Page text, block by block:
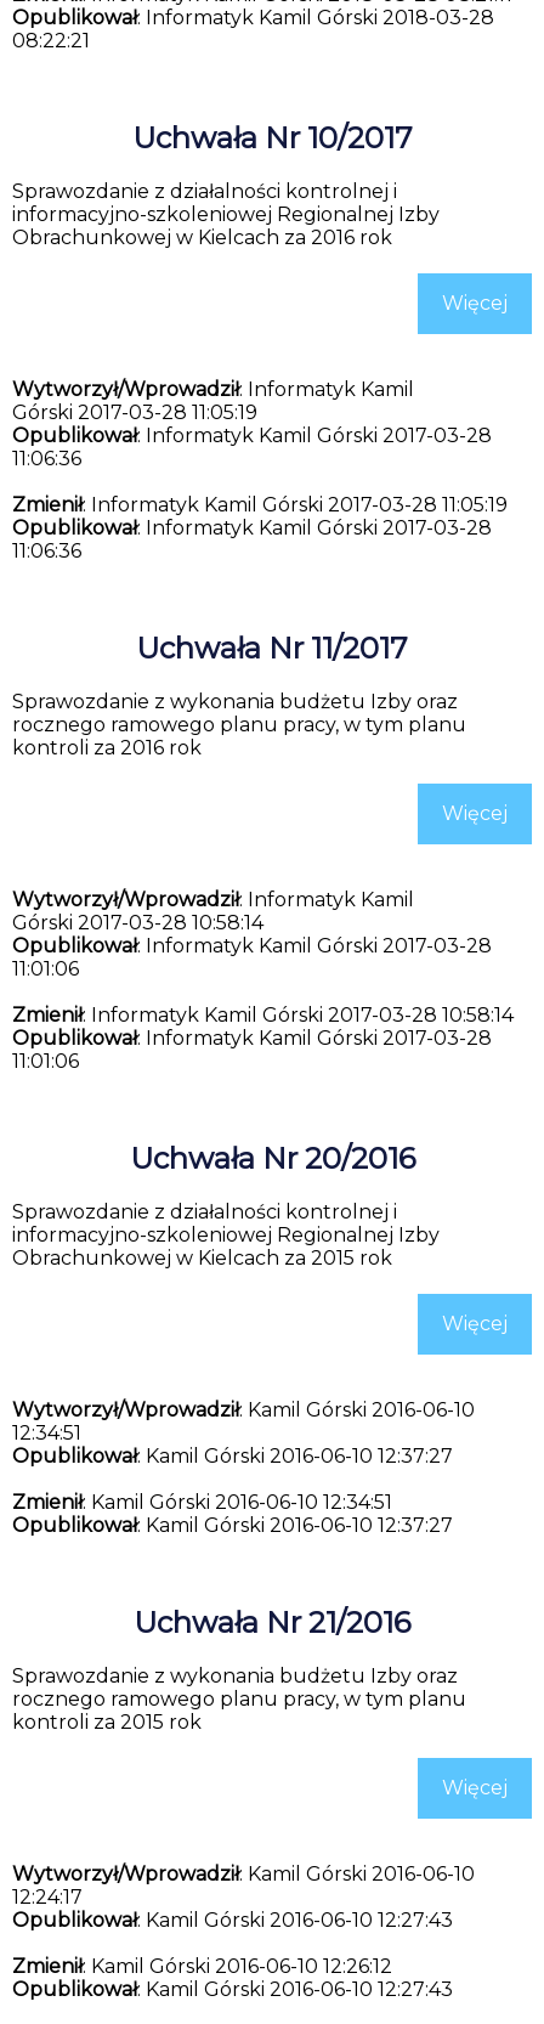
Opublikował: Informatyk Kamil Górski 2018-03-28
08:22:21
Uchwała Nr 10/2017
Sprawozdanie z działalności kontrolnej i
informacyjno-szkoleniowej Regionalnej Izby
Obrachunkowej w Kielcach za 2016 rok
Więcej
Wytworzył/Wprowadził: Informatyk Kamil
Górski 2017-03-28 11:05:19
Opublikował: Informatyk Kamil Górski 2017-03-28
11:06:36
Zmienił: Informatyk Kamil Górski 2017-03-28 11:05:19
Opublikował: Informatyk Kamil Górski 2017-03-28
11:06:36
Uchwała Nr 11/2017
Sprawozdanie z wykonania budżetu Izby oraz
rocznego ramowego planu pracy, w tym planu
kontroli za 2016 rok
Więcej
Wytworzył/Wprowadził: Informatyk Kamil
Górski 2017-03-28 10:58:14
Opublikował: Informatyk Kamil Górski 2017-03-28
11:01:06
Zmienił: Informatyk Kamil Górski 2017-03-28 10:58:14
Opublikował: Informatyk Kamil Górski 2017-03-28
11:01:06
Uchwała Nr 20/2016
Sprawozdanie z działalności kontrolnej i
informacyjno-szkoleniowej Regionalnej Izby
Obrachunkowej w Kielcach za 2015 rok
Więcej
Wytworzył/Wprowadził: Kamil Górski 2016-06-10
12:34:51
Opublikował: Kamil Górski 2016-06-10 12:37:27
Zmienił: Kamil Górski 2016-06-10 12:34:51
Opublikował: Kamil Górski 2016-06-10 12:37:27
Uchwała Nr 21/2016
Sprawozdanie z wykonania budżetu Izby oraz
rocznego ramowego planu pracy, w tym planu
kontroli za 2015 rok
Więcej
Wytworzył/Wprowadził: Kamil Górski 2016-06-10
12:24:17
Opublikował: Kamil Górski 2016-06-10 12:27:43
Zmienił: Kamil Górski 2016-06-10 12:26:12
Opublikował: Kamil Górski 2016-06-10 12:27:43